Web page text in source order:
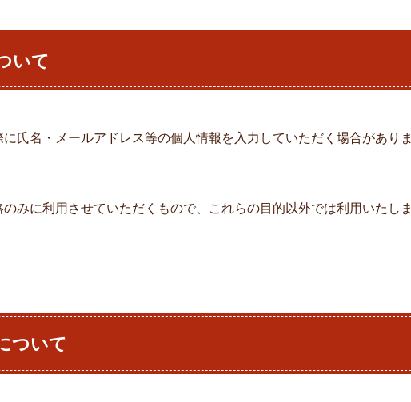
いて
氏名・メールアドレス等の個人情報を入力していただく場合がありま
みに利用させていただくもので、これらの目的以外では利用いたしま
ついて